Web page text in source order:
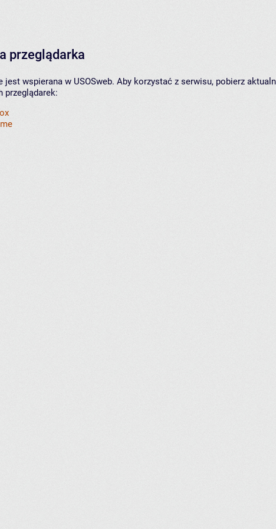
przeglądarka
jest wspierana w USOSweb. Aby korzystać z serwisu, pobierz
przeglądarek: